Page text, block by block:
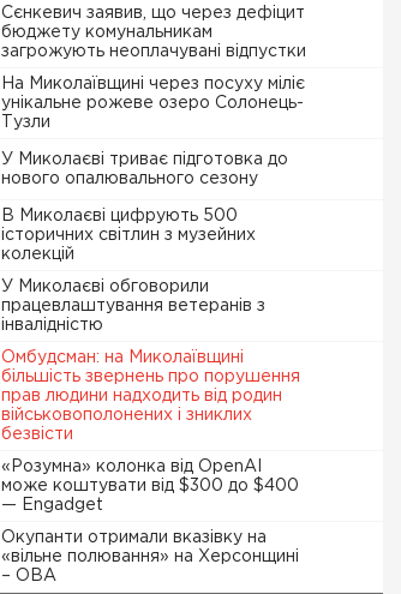
Сєнкевич заявив, що через дефіцит
бюджету комунальникам
загрожують неоплачувані відпустки
На Миколаївщині через посуху міліє
унікальне рожеве озеро Солонець-
Тузли
У Миколаєві триває підготовка до
нового опалювального сезону
В Миколаєві цифрують 500
історичних світлин з музейних
колекцій
У Миколаєві обговорили
працевлаштування ветеранів з
інвалідністю
Омбудсман: на Миколаївщині
більшість звернень про порушення
прав людини надходить від родин
військовополонених і зниклих
безвісти
«Розумна» колонка від OpenAI
може коштувати від $300 до $400
— Engadget
Окупанти отримали вказівку на
«вільне полювання» на Херсонщині
– ОВА